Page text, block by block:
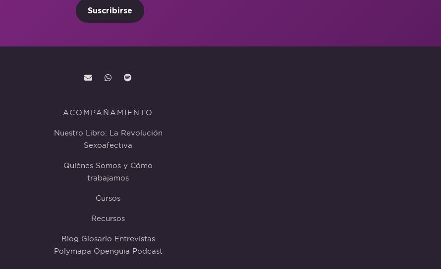
Suscribirse
ACOMPAÑAMIENTO
Nuestro Libro: La Revolución
Sexoafectiva
Quiénes Somos y Cómo
trabajamos
Cursos
Recursos
Blog Glosario Entrevistas
Polymapa Openguia Podcast